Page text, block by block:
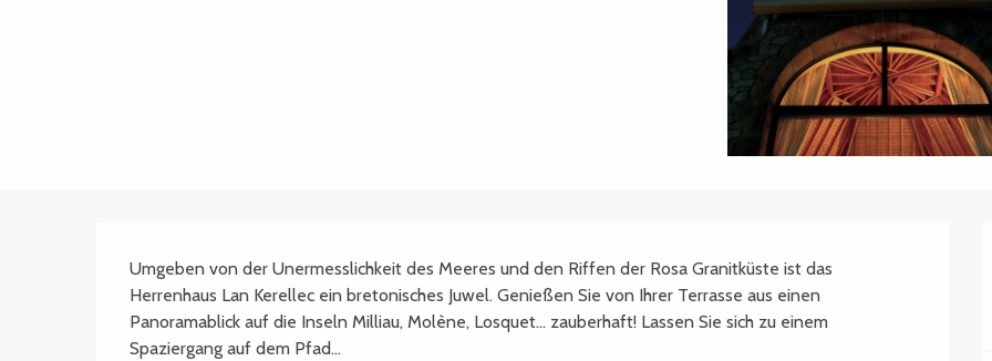
Beschreibung
Umgeben von der Unermesslichkeit des Meeres und den Riffen der Rosa Granitküste ist das
Herrenhaus Lan Kerellec ein bretonisches Juwel. Genießen Sie von Ihrer Terrasse aus einen
Panoramablick auf die Inseln Milliau, Molène, Losquet... zauberhaft! Lassen Sie sich zu einem
Spaziergang auf dem Pfad...